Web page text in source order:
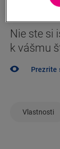
Nie ste si
k vášmu
Prezrite
Vlastnosti